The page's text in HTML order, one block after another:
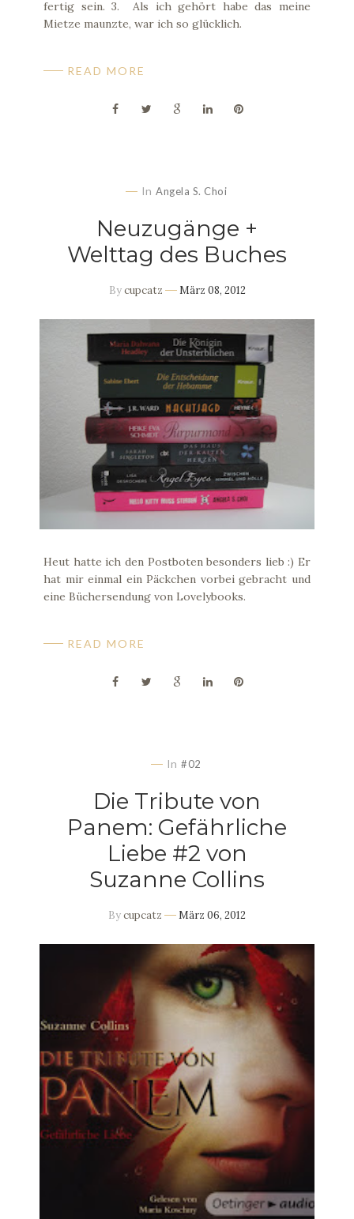
fertig sein. 3. Als ich gehört habe das meine
Mietze maunzte, war ich so glücklich.
READ MORE
In Angela S. Choi
Neuzugänge +
Welttag des Buches
Bycupcatz März 08, 2012
Heut hatte ich den Postboten besonders lieb :) Er
hat mir einmal ein Päckchen vorbei gebracht und
eine Büchersendung von Lovelybooks.
READ MORE
In #02
Die Tribute von
Panem: Gefährliche
Liebe #2 von
Suzanne Collins
Bycupcatz März 06, 2012